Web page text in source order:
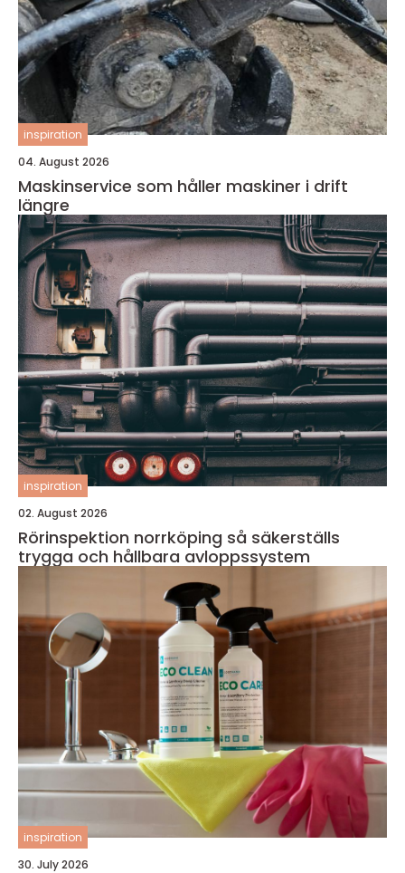
inspiration
04. August 2026
Maskinservice som håller maskiner i drift
längre
inspiration
02. August 2026
Rörinspektion norrköping så säkerställs
trygga och hållbara avloppssystem
inspiration
30. July 2026